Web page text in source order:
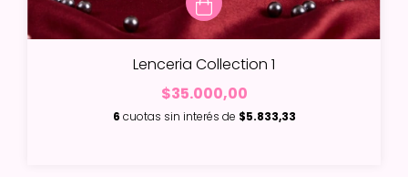
Lenceria Collection 1
$35.000,00
6 cuotas sin interés de $5.833,33